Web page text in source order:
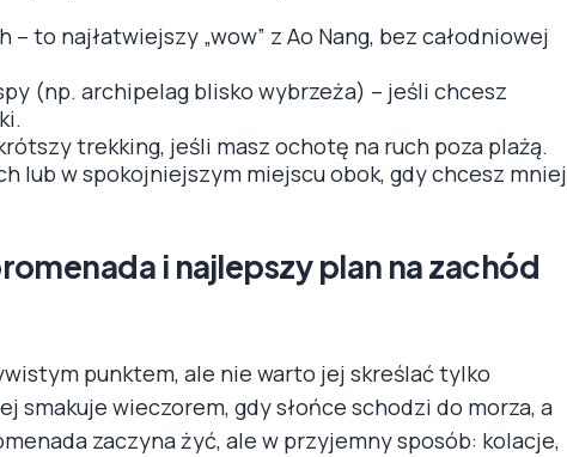
– to najłatwiejszy „wow” z Ao Nang, bez całodniowej
(np. archipelag blisko wybrzeża) – jeśli chcesz
trekking, jeśli masz ochotę na ruch poza plażą.
lub w spokojniejszym miejscu obok, gdy chcesz mniej
i najlepszy plan na zachód
punktem, ale nie warto jej skreślać tylko
smakuje wieczorem, gdy słońce schodzi do morza, a
zaczyna żyć, ale w przyjemny sposób: kolacje,